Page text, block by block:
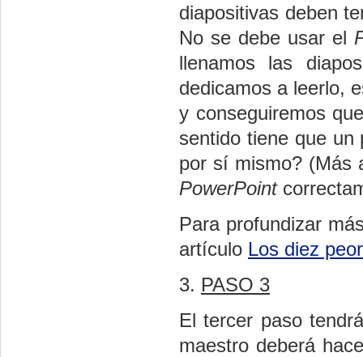
diapositivas deben
No se debe usar el
llenamos las
dedicamos a leerlo,
y conseguiremos
sentido tiene que un
por sí mismo? (Más
PowerPoint
Para profundizar
artículo Los diez
3. PASO 3
El tercer paso
maestro deberá